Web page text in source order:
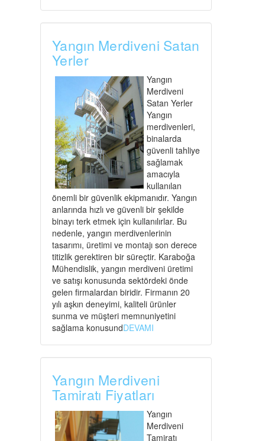
Yangın Merdiveni Satan
Yerler
Yangın
Merdiveni
Satan Yerler
Yangın
merdivenleri,
binalarda
güvenli tahliye
sağlamak
amacıyla
kullanılan
önemli bir güvenlik ekipmanıdır. Yangın
anlarında hızlı ve güvenli bir şekilde
binayı terk etmek için kullanılırlar. Bu
nedenle, yangın merdivenlerinin
tasarımı, üretimi ve montajı son derece
titizlik gerektiren bir süreçtir. Karaboğa
Mühendislik, yangın merdiveni üretimi
ve satışı konusunda sektördeki önde
gelen firmalardan biridir. Firmanın 20
yılı aşkın deneyimi, kaliteli ürünler
sunma ve müşteri memnuniyetini
sağlama konusundDEVAMI
Yangın Merdiveni
Tamiratı Fiyatları
Yangın
Merdiveni
Tamiratı